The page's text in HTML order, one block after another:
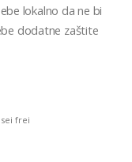
lokalno da ne bi
dodatne zaštite
sei frei